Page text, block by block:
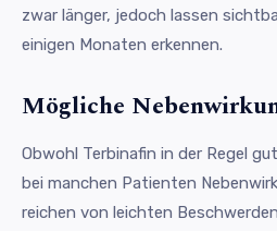
zwar länger, jedoch lassen
einigen Monaten erkennen.
Mögliche
Obwohl Terbinafin in der Regel
bei manchen Patienten
reichen von leichten